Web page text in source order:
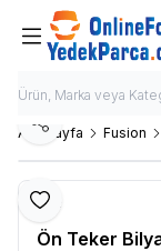
Ana Sayfa Fusion
Favoriye Ekle
Paylaş
SKF
Ön Teker